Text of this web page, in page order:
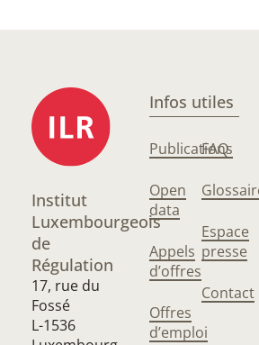
Institut
Luxembourgeois
de
Régulation
17, rue du
Fossé
L-1536
Infos utiles
Publications
Open
data
Appels
d’offres
Offres
d’emploi
FAQ
Espace
presse
Contact